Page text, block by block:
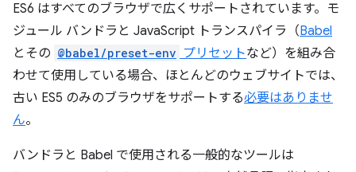
ES6 はすべてのブラウザで広くサポートされています。モ
ジュール バンドラと JavaScript トランスパイラ（Babel
とその @babel/preset-env プリセットなど）を組み合
わせて使用している場合、ほとんどのウェブサイトでは、
古い ES5 のみのブラウザをサポートする必要はありませ
ん。
バンドラと Babel で使用される一般的なツールは